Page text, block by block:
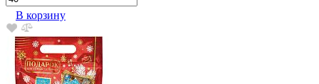
В корзину